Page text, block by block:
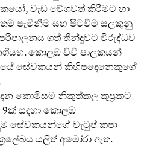
වැඩ වේගවත් කිරීමට හා
පැමිනීම සහ පිටවීම සලකුනු
ගත් තීන්දුවට විරුද්ධව
කොලඹ විවි පාලකයන්
සේවකයන් කිහිපදෙනෙකුගේ
කොමිසම නිකුත්කල කුප්‍රකට
9ක් සඳහා කොලඹ
සේවකයන්ගේ වැටුප් කපා
යලිත් අමෝරා ඇත.